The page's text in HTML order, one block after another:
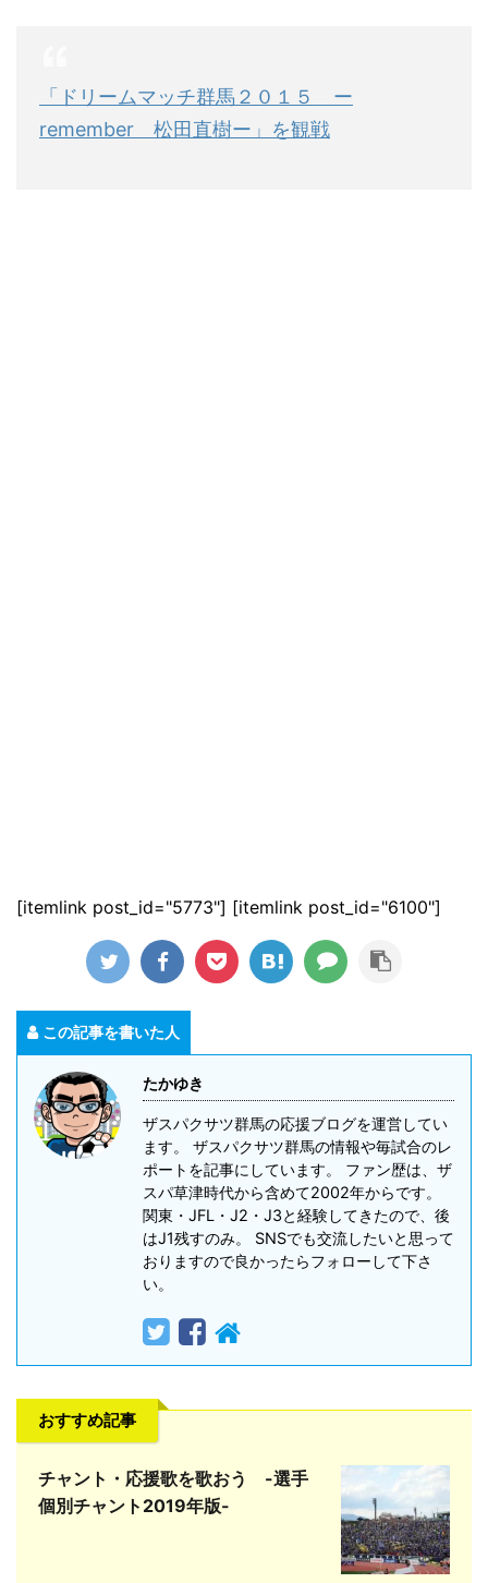
「ドリームマッチ群馬２０１５ ー
remember 松田直樹ー」を観戦
[itemlink post_id="5773"] [itemlink post_id="6100"]
この記事を書いた人
たかゆき
ザスパクサツ群馬の応援ブログを運営してい
ます。 ザスパクサツ群馬の情報や毎試合のレ
ポートを記事にしています。 ファン歴は、ザ
スパ草津時代から含めて2002年からです。
関東・JFL・J2・J3と経験してきたので、後
はJ1残すのみ。 SNSでも交流したいと思って
おりますので良かったらフォローして下さ
い。
おすすめ記事
チャント・応援歌を歌おう -選手
個別チャント2019年版-